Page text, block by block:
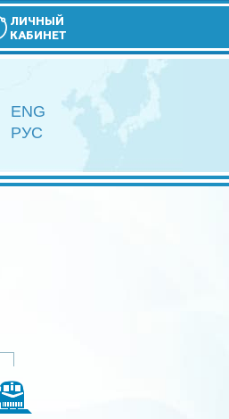
ЛИЧНЫЙ
КАБИНЕТ
ENG
РУС